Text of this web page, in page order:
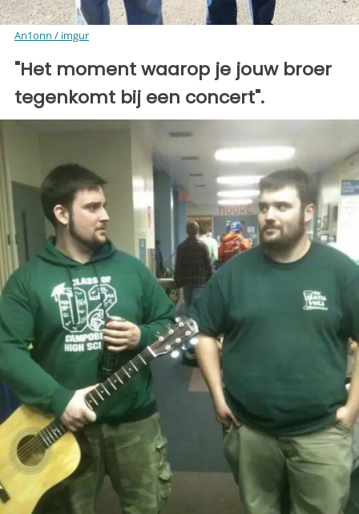
An1onn / imgur
"Het moment waarop je jouw broer
tegenkomt bij een concert".